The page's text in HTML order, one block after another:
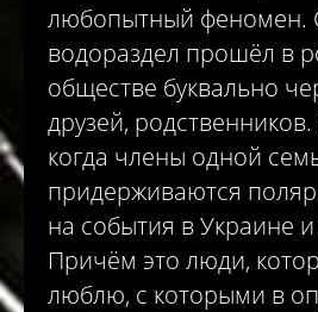
любопытный феномен.
водораздел прошёл в
обществе буквально
друзей,
когда члены одной
придерживаются
на события в Украине
Причём это люди,
люблю, с которыми в